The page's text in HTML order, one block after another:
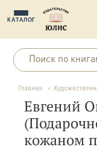
КАТАЛОГ
Главная
Евгений
кожаном